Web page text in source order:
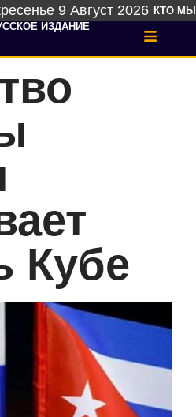
9 Август 2026 КТО МЫ
ИЗДАНИЕ
Кубе